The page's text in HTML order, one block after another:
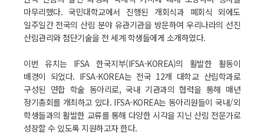
마무리했다. 국민대학교에서 진행된 개회식과 폐회식 외에도
일주일간 전국의 산림 분야 유관기관을 방문하여 우리나라의 선진
산림관리와 첨단기술을 전 세계 학생들에게 소개하였다.
이번 유치는 IFSA 한국지부(IFSA-KOREA)의 활발한 활동이
배경이 되었다. IFSA-KOREA는 전국 12개 대학교 산림학과로
구성된 연합 학술 동아리로, 국내 기관과의 협력을 통해 매년
정기총회를 개최하고 있다. IFSA-KOREA는 동아리원들이 국내/외
학생들과의 활발한 교류를 통해 다양한 시각을 지닌 산림 전문가로
성장할 수 있도록 지원하고자 한다.